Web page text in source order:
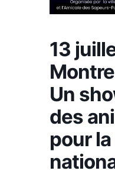
13
Un
des
pour